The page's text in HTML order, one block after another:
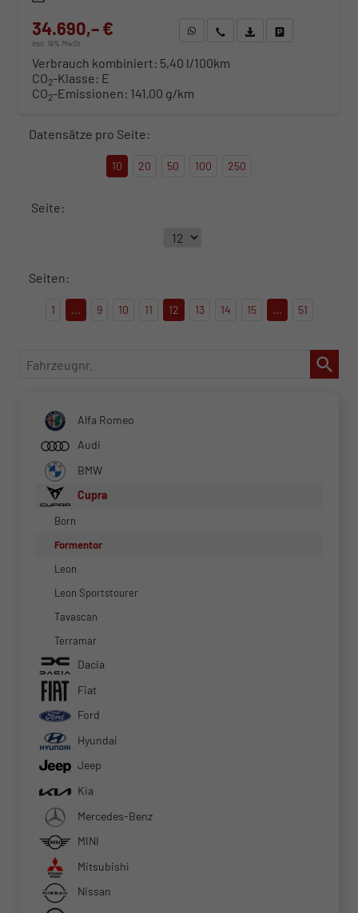
34.690,– €
incl. 19% MwSt.
WhatsApp anfragen
Wir rufen Sie anFahrzeugexposé (PDF)
Verbrauch kombiniert: 5,40 l/100km
CO2-Klasse: E
CO2-Emissionen: 141,00 g/km
Datensätze pro Seite:
10 20 50 100 250
Seite:
Seiten:
1 ... 9 10 11 12 13 14 15 ... 51
Fahrzeugnr.
Alfa Romeo
Audi
BMW
Cupra
Born
Formentor
Leon
Leon Sportstourer
Tavascan
Terramar
Dacia
Fiat
Ford
Hyundai
Jeep
Kia
Mercedes-Benz
MINI
Mitsubishi
Nissan